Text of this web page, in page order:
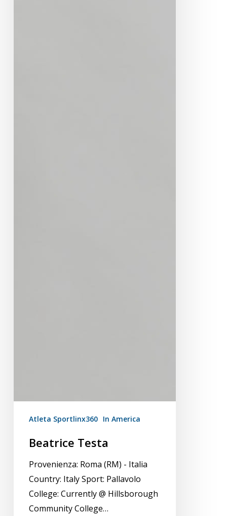
Atleta Sportlinx360 In America
Beatrice Testa
Provenienza: Roma (RM) - Italia
Country: Italy Sport: Pallavolo
College: Currently @ Hillsborough
Community College…